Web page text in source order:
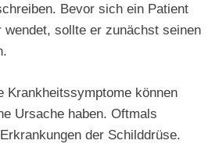
Bevor sich ein Patient
wendet, sollte er zunächst seinen
Krankheitssymptome können
Ursache haben. Oftmals
der Schilddrüse.